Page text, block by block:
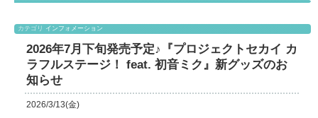
カテゴリ インフォメーション
2026年7月下旬発売予定♪『プロジェクトセカイ カ
ラフルステージ！ feat. 初音ミク』新グッズのお
知らせ
2026/3/13(金)